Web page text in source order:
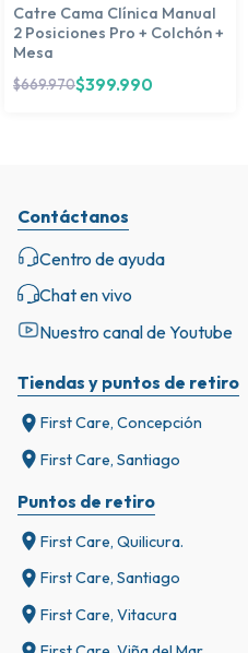
Catre Cama Clínica Manual
2 Posiciones Pro + Colchón +
Mesa
$669.970$399.990
Tiendas y puntos de retiro
First Care, Concepción
First Care, Santiago
Puntos de retiro
First Care, Quilicura.
First Care, Santiago
First Care, Vitacura
Contáctanos
Centro de ayuda
Chat en vivo
Nuestro canal de Youtube